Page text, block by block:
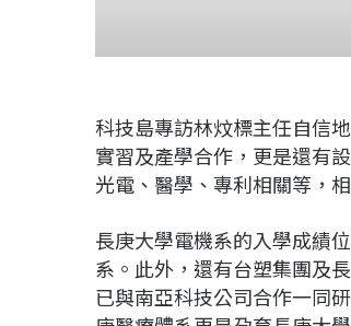
科技島專訪林炆標主任自信
實習及產學合作，更是還有
光電、醫學、專利相關等，
長庚大學電機系的入學成績
系。此外，還有台塑集團及
已與南亞科技公司合作一同